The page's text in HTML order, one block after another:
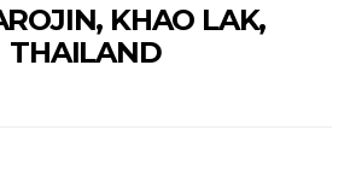
KHAO LAK,
THAILAND